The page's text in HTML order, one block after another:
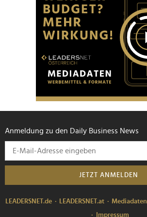
Anmeldung zu den Daily Business News
JETZT ANMELDEN
LEADERSNET.de LEADERSNET.at Mediadaten
Impressum